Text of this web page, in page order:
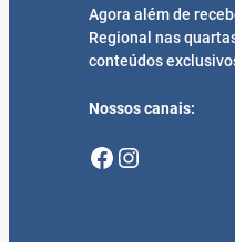
Agora além de
Regional nas
conteúdos
Nossos canais:
Facebook Instagram